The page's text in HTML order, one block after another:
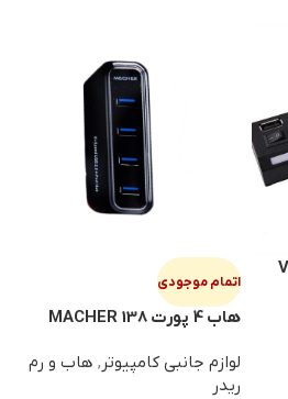
اتمام موجودی
هاب 4 پورت MACHER 138
لوازم جانبی کامپیوتر , هاب و رم
ریدر